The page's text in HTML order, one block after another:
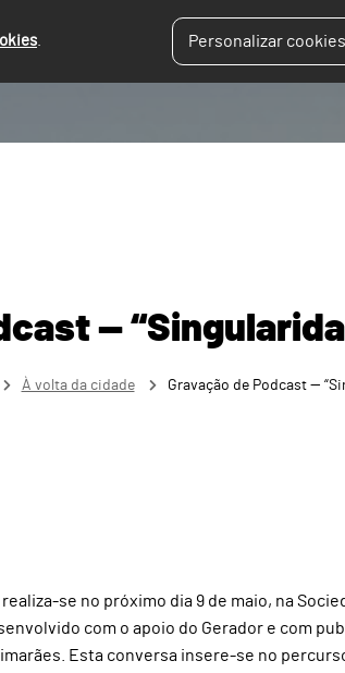
. Personalizar cookies
—
À volta da cidade Gravação de Podcast —
se no próximo dia 9 de maio, na
com o apoio do Gerador e com
Esta conversa insere-se no